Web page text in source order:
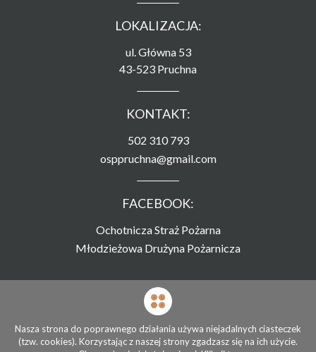
LOKALIZACJA:
ul. Główna 53
43-523 Pruchna
KONTAKT:
502 310 793
osppruchna@gmail.com
FACEBOOK:
Ochotnicza Straż Pożarna
Młodzieżowa Drużyna Pożarnicza
Strona zamieszczona na serwerze
Związku Ochotniczych Straży Pożarnych RP
© Ochotnicza Straż Pożarna Pruchna 2026
Nasza strona do poprawnego działania używa niejadalnych ciasteczek
(tzw. cookies). Korzystając z naszej strony zgadzasz się na ich użycie.